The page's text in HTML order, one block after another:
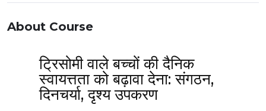
About Course
ट्रिसोमी वाले बच्चों की दैनिक
स्वायत्तता को बढ़ावा देना: संगठन,
दिनचर्या, दृश्य उपकरण